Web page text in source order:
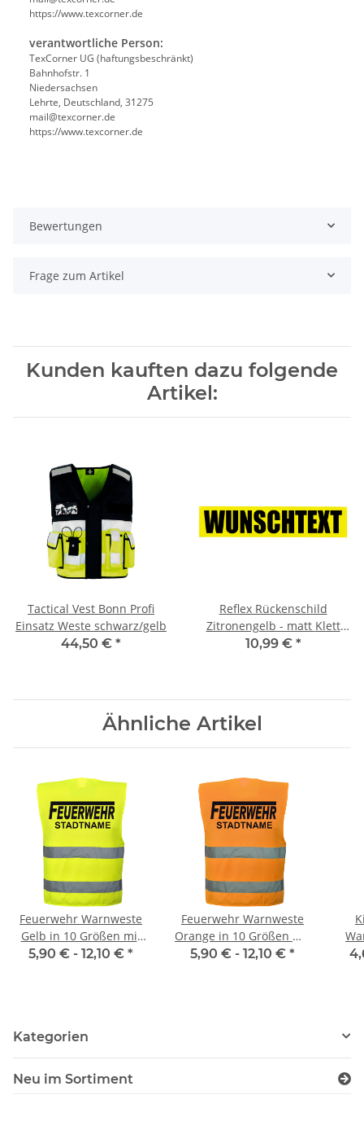
https://www.texcorner.de
verantwortliche Person:
TexCorner UG (haftungsbeschränkt)
Bahnhofstr. 1
Niedersachsen
Lehrte, Deutschland, 31275
mail@texcorner.de
https://www.texcorner.de
Bewertungen
Frage zum Artikel
Kunden kauften dazu folgende
Artikel:
Tactical Vest Bonn Profi
Einsatz Weste schwarz/gelb
44,50 € *
Reflex Rückenschild
Zitronengelb - matt Klett
38x8 cm mit
10,99 € *
Ähnliche Artikel
Feuerwehr Warnweste
Gelb in 10 Größen mit
Stadtnamen
5,90 € - 12,10 € *
Feuerwehr Warnweste
Orange in 10 Größen mit
Stadtnamen
5,90 € - 12,10 € *
Kategorien
Neu im Sortiment